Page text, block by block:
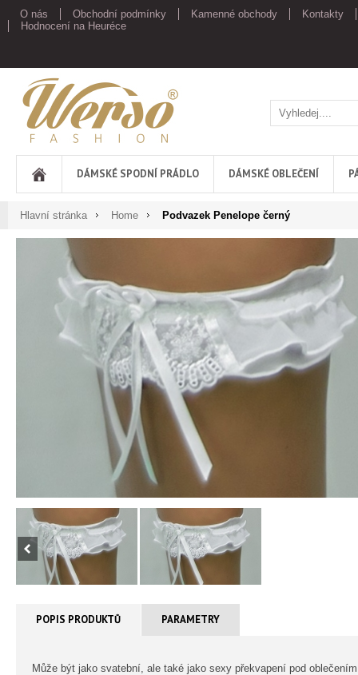
O nás Obchodní podmínky Kamenné obchody
Kontakty
Hodnocení na Heuréce
Werso
DÁMSKÉ SPODNÍ PRÁDLO DÁMSKÉ OBLEČENÍ
Hlavní stránka Home Podvazek Penelope černý
POPIS PRODUKTŮ PARAMETRY
Může být jako svatební, ale také jako sexy překvapení pod